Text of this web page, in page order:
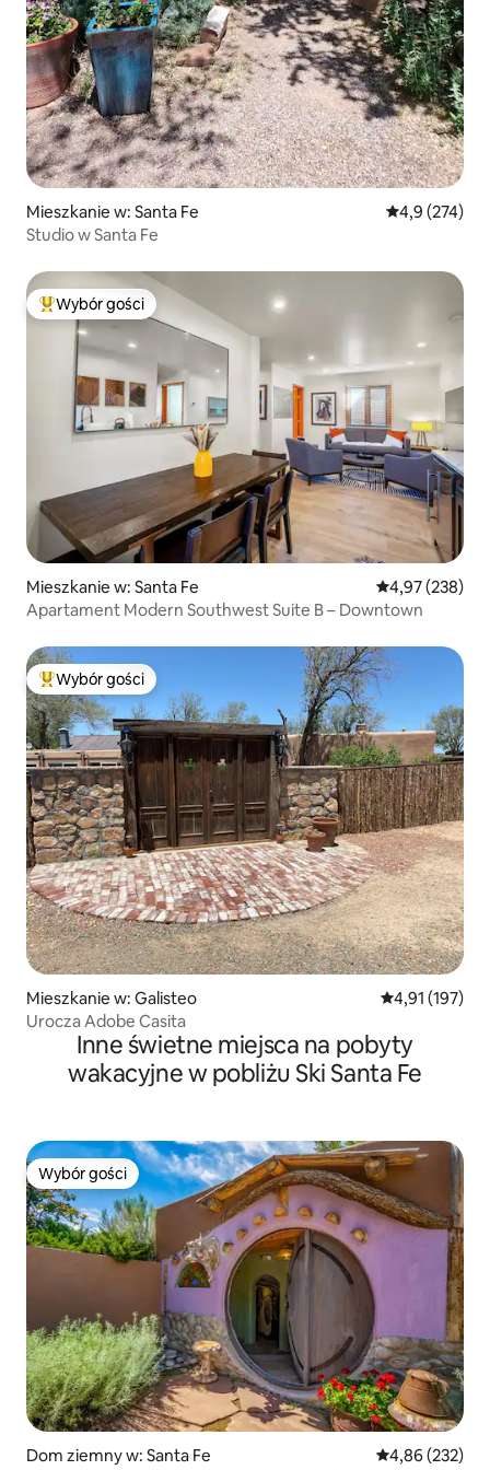
Mieszkanie w: Santa Fe Średnia
4,9 (274)
Studio w Santa Fe
Najpopularniejsze z kategorii Wybór gości
Wybór gości
Mieszkanie w: Santa Fe Średnia
4,97 (238)
Apartament Modern Southwest Suite B – Downtown
Najpopularniejsze z kategorii Wybór gości
Wybór gości
Mieszkanie w: Galisteo Średnia
4,91 (197)
Urocza Adobe Casita
Inne świetne miejsca na pobyty
wakacyjne w pobliżu Ski Santa Fe
Wybór gości
Wybór gości
Dom ziemny w: Santa Fe Średnia
4,86 (232)